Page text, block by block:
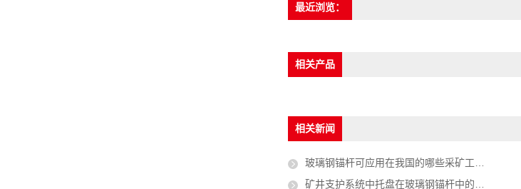
最近浏览：
相关产品
相关新闻
玻璃钢锚杆可应用在我国的哪些采矿工程中呢
矿井支护系统中托盘在玻璃钢锚杆中的作用及选择托盘注意事项？